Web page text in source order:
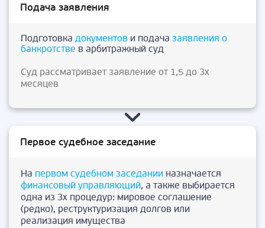
Подача заявления
Подготовка документов и подача заявления о
банкротстве в арбитражный суд
Суд рассматривает заявление от 1,5 до 3х
месяцев
Первое судебное заседание
На первом судебном заседании назначается
финансовый управляющий, а также выбирается
одна из 3х процедур: мировое соглашение
(редко), реструктуризация долгов или
реализация имущества